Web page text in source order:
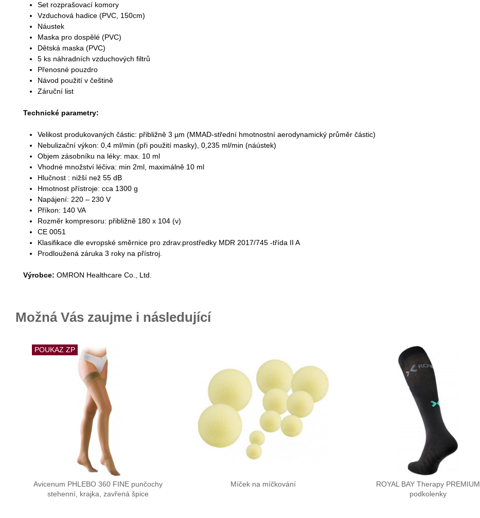
Set rozprašovací komory
Vzduchová hadice (PVC, 150cm)
Náustek
Maska pro dospělé (PVC)
Dětská maska (PVC)
5 ks náhradních vzduchových filtrů
Přenosné pouzdro
Návod použití v češtině
Záruční list
Technické parametry:
Velikost produkovaných částic: přibližně 3 µm (MMAD-střední hmotnostní aerodynamický průměr částic)
Nebulizační výkon: 0,4 ml/min (při použití masky), 0,235 ml/min (náústek)
Objem zásobníku na léky: max. 10 ml
Vhodné množství léčiva: min 2ml, maximálně 10 ml
Hlučnost : nižší než 55 dB
Hmotnost přístroje: cca 1300 g
Napájení: 220 – 230 V
Příkon: 140 VA
Rozměr kompresoru: přibližně 180 x 104 (v)
CE 0051
Klasifikace dle evropské směrnice pro zdrav.prostředky MDR 2017/745 -třída II A
Prodloužená záruka 3 roky na přístroj.
Výrobce: OMRON Healthcare Co., Ltd.
Možná Vás zaujme i následující
POUKAZ ZP
Avicenum PHLEBO 360 FINE punčochy
stehenní, krajka, zavřená špice
Míček na míčkování
ROYAL BAY Therapy PREMIUM
podkolenky